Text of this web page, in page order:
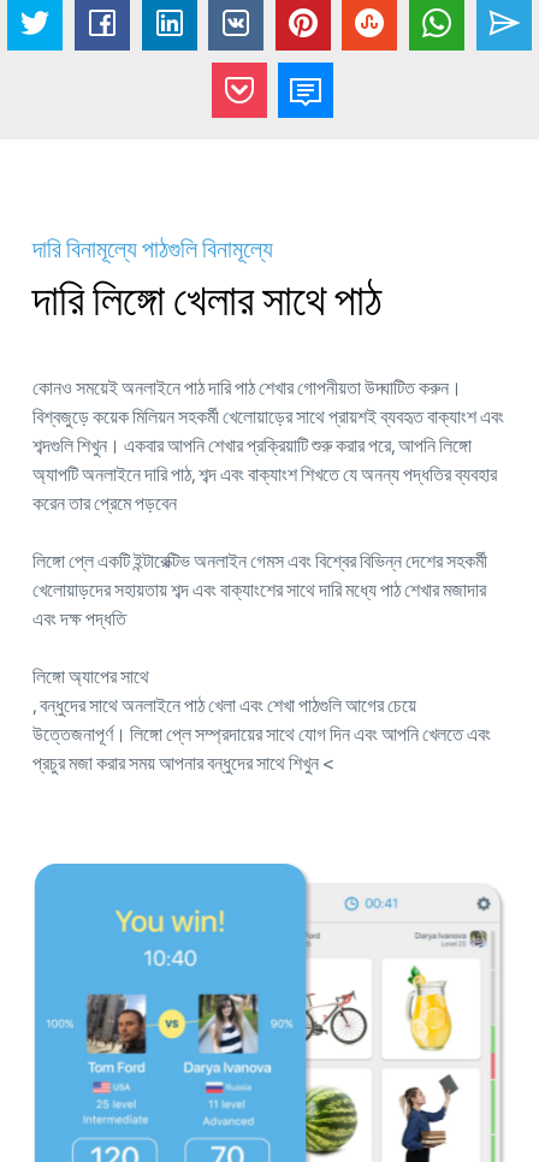
দারি বিনামূল্যে পাঠগুলি বিনামূল্যে
দারি লিঙ্গো খেলার সাথে পাঠ
কোনও সময়েই অনলাইনে পাঠ দারি পাঠ শেখার গোপনীয়তা উদ্ঘাটিত করুন।
বিশ্বজুড়ে কয়েক মিলিয়ন সহকর্মী খেলোয়াড়ের সাথে প্রায়শই ব্যবহৃত বাক্যাংশ এবং
শব্দগুলি শিখুন। একবার আপনি শেখার প্রক্রিয়াটি শুরু করার পরে, আপনি লিঙ্গো
অ্যাপটি অনলাইনে দারি পাঠ, শব্দ এবং বাক্যাংশ শিখতে যে অনন্য পদ্ধতির ব্যবহার
করেন তার প্রেমে পড়বেন
লিঙ্গো প্লে একটি ইন্টারেক্টিভ অনলাইন গেমস এবং বিশ্বের বিভিন্ন দেশের সহকর্মী
খেলোয়াড়দের সহায়তায় শব্দ এবং বাক্যাংশের সাথে দারি মধ্যে পাঠ শেখার মজাদার
এবং দক্ষ পদ্ধতি
লিঙ্গো অ্যাপের সাথে
, বন্ধুদের সাথে অনলাইনে পাঠ খেলা এবং শেখা পাঠগুলি আগের চেয়ে
উত্তেজনাপূর্ণ। লিঙ্গো প্লে সম্প্রদায়ের সাথে যোগ দিন এবং আপনি খেলতে এবং
প্রচুর মজা করার সময় আপনার বন্ধুদের সাথে শিখুন <